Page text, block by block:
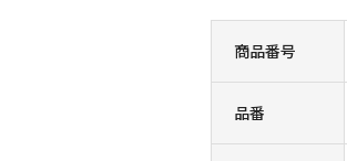
商品番号
品番